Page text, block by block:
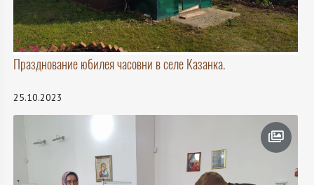
Празднование юбилея часовни в селе Казанка.
25.10.2023